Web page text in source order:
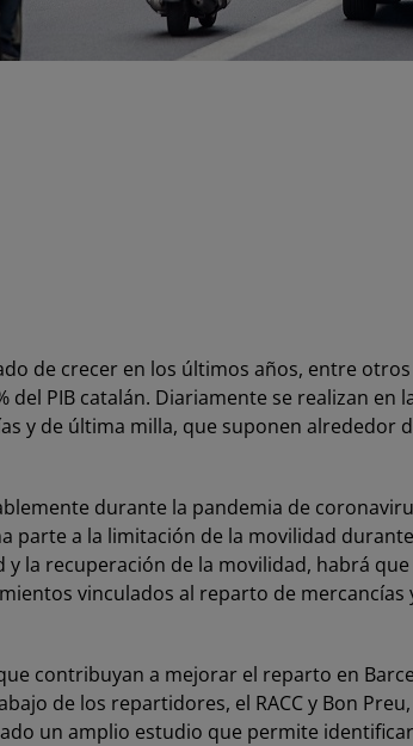
de crecer en los últimos años, entre
PIB catalán. Diariamente se realizan en
y de última milla, que suponen alrededor
durante la pandemia de
parte a la limitación de la movilidad
la recuperación de la movilidad, habrá
vinculados al reparto de
contribuyan a mejorar el reparto en
de los repartidores, el RACC y Bon
un amplio estudio que permite